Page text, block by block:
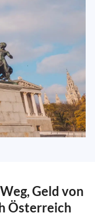
Geld von
Österreich